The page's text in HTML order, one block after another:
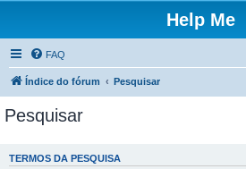
Help Me
FAQ
Índice do fórum Pesquisar
Pesquisar
TERMOS DA PESQUISA